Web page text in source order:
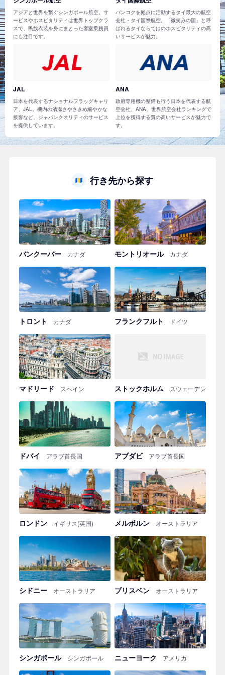
アジアと世界を繋ぐシンガポール航空。サ
ービスやホスピタリティは世界トップクラ
スで、民族衣装を身にまとった客室乗務員
にも注目です。
バンコクを拠点に活動するタイ最大の航空
会社・タイ国際航空。「微笑みの国」と呼
ばれるタイならではのホスピタリティの高
いサービスが魅力。
JAL
日本を代表するナショナルフラッグキャリ
ア、JAL。機内の清潔さやさきめ細やかな
接客など、ジャパンクオリティのサービス
を提供しています。
ANA
政府専用機の整備も行う日本を代表する航
空会社、ANA。世界航空会社ランキングで
上位を獲得する質の高いサービスが魅力で
す。
行き先から探す
バンクーバー カナダ モントリオール カナダ
トロント カナダ フランクフルト ドイツ
マドリード スペイン ストックホルム スウェーデン
ドバイ アラブ首長国 アブダビ アラブ首長国
ロンドン イギリス(英国) メルボルン オーストラリア
シドニー オーストラリア ブリスベン オーストラリア
シンガポール シンガポール ニューヨーク アメリカ